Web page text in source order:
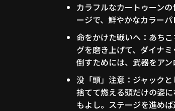
カラフルなカートゥーン
ージで、鮮やかなカラー
命をかけた戦いへ：あち
グを磨き上げて、ダイナ
倒すためには、武器をアン
没「頭」注意：ジャック
捨てて燃える頭だけの姿
もよし。ステージを進め